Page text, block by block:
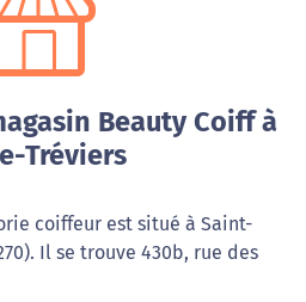
Beauty Coiff à
Tréviers
coiffeur est situé à Saint-
Il se trouve 430b, rue des